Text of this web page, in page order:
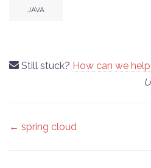
TagsJAVA
Still stuck? How can we
Doc
← spring cloud